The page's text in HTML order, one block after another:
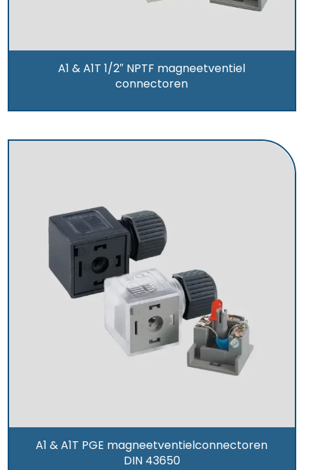
A1 & A1T 1/2″ NPTF magneetventiel
connectoren
A1 & A1T PGE magneetventielconnectoren
DIN 43650